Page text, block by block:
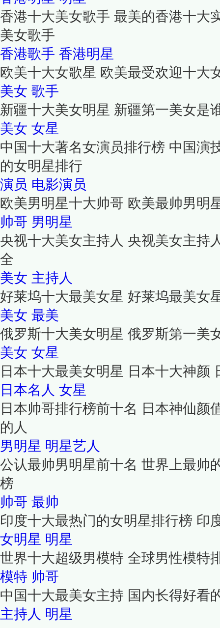
香港十大美女歌手 最美的香港十大
美女歌手
香港歌手 香港明星
欧美十大女歌星 欧美最受欢迎十大
美女 歌手
新疆十大美女明星 新疆第一美女是
美女 女星
中国十大著名女演员排行榜 中国演
的女明星排行
演员 电影演员
欧美男明星十大帅哥 欧美最帅男明
帅哥 男明星
央视十大美女主持人 央视美女主持
全
美女 主持人
好莱坞十大最美女星 好莱坞最美女
美女 最美
俄罗斯十大美女明星 俄罗斯第一美
美女 女星
日本十大最美女明星 日本十大神颜
日本名人 女星
日本帅哥排行榜前十名 日本神仙颜
的人
男明星 明星艺人
公认最帅男明星前十名 世界上最帅
榜
帅哥 最帅
印度十大最热门的女明星排行榜 印
女明星 明星
世界十大超级男模特 全球男性模特
模特 帅哥
中国十大最美女主持 国内长得好看
主持人 明星